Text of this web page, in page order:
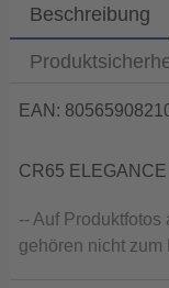
Beschreibung
EAN:
CR65
-- Auf Produktfotos
gehören nicht zum